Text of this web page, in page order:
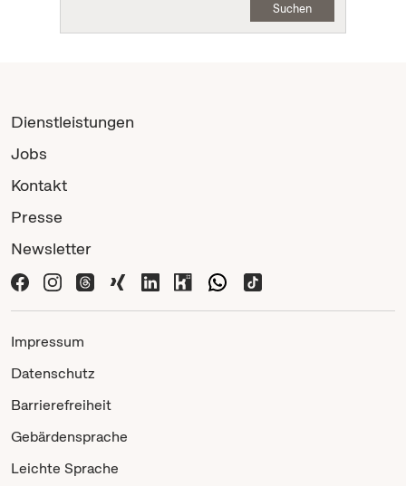
Suchen
Dienstleistungen
Jobs
Kontakt
Presse
Newsletter
Impressum
Datenschutz
Barrierefreiheit
Gebärdensprache
Leichte Sprache